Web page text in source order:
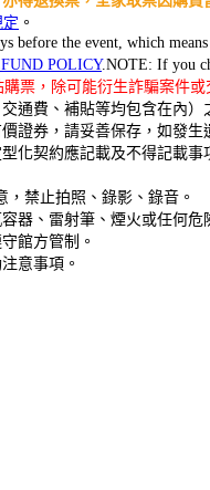
。
before the event, which
POLICY.NOTE: If you
票，除可能衍生詐騙案件
通費、補貼等均包含在內
證券，請妥善保存，如發
化契約應記載及不得記載
禁止拍照、錄影、錄音。
器、雷射筆、煙火或任何危
館方管制。
意事項。